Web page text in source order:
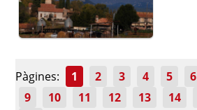
Pàgines: 1 2 3 4 5 6
9
10 11 12 13 14